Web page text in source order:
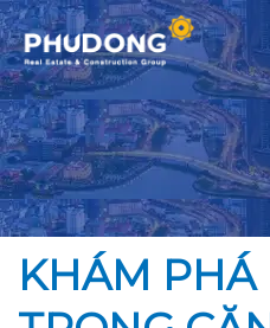
Skip
to
content
KHÁM PHÁ